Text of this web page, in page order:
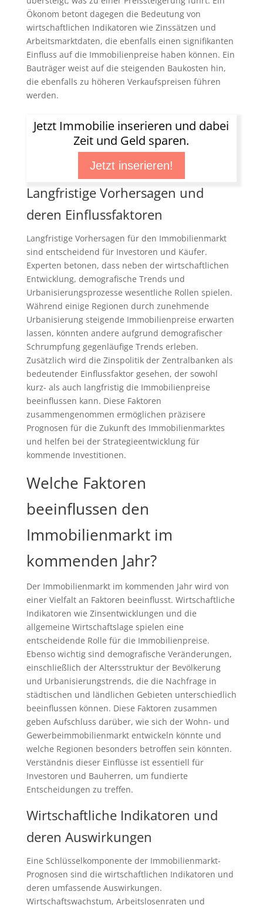
Ökonom betont dagegen die Bedeutung von
wirtschaftlichen Indikatoren wie Zinssätzen und
Arbeitsmarktdaten, die ebenfalls einen signifikanten
Einfluss auf die Immobilienpreise haben können. Ein
Bauträger weist auf die steigenden Baukosten hin,
die ebenfalls zu höheren Verkaufspreisen führen
werden.
Jetzt Immobilie inserieren und dabei
Zeit und Geld sparen.
Jetzt inserieren!
Langfristige Vorhersagen und
deren Einflussfaktoren
Langfristige Vorhersagen für den Immobilienmarkt
sind entscheidend für Investoren und Käufer.
Experten betonen, dass neben der wirtschaftlichen
Entwicklung, demografische Trends und
Urbanisierungsprozesse wesentliche Rollen spielen.
Während einige Regionen durch zunehmende
Urbanisierung steigende Immobilienpreise erwarten
lassen, könnten andere aufgrund demografischer
Schrumpfung gegenläufige Trends erleben.
Zusätzlich wird die Zinspolitik der Zentralbanken als
bedeutender Einflussfaktor gesehen, der sowohl
kurz- als auch langfristig die Immobilienpreise
beeinflussen kann. Diese Faktoren
zusammengenommen ermöglichen präzisere
Prognosen für die Zukunft des Immobilienmarktes
und helfen bei der Strategieentwicklung für
kommende Investitionen.
Welche Faktoren
beeinflussen den
Immobilienmarkt im
kommenden Jahr?
Der Immobilienmarkt im kommenden Jahr wird von
einer Vielfalt an Faktoren beeinflusst. Wirtschaftliche
Indikatoren wie Zinsentwicklungen und die
allgemeine Wirtschaftslage spielen eine
entscheidende Rolle für die Immobilienpreise.
Ebenso wichtig sind demografische Veränderungen,
einschließlich der Altersstruktur der Bevölkerung
und Urbanisierungstrends, die die Nachfrage in
städtischen und ländlichen Gebieten unterschiedlich
beeinflussen können. Diese Faktoren zusammen
geben Aufschluss darüber, wie sich der Wohn- und
Gewerbeimmobilienmarkt entwickeln könnte und
welche Regionen besonders betroffen sein könnten.
Verständnis dieser Einflüsse ist essentiell für
Investoren und Bauherren, um fundierte
Entscheidungen zu treffen.
Wirtschaftliche Indikatoren und
deren Auswirkungen
Eine Schlüsselkomponente der Immobilienmarkt-
Prognosen sind die wirtschaftlichen Indikatoren und
deren umfassende Auswirkungen.
Wirtschaftswachstum, Arbeitslosenraten und